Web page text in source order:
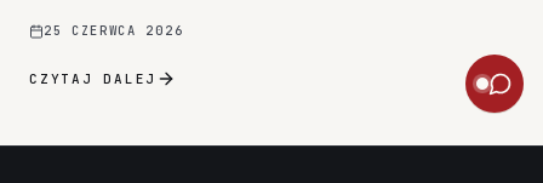
25 CZERWCA 2026
CZYTAJ DALEJ